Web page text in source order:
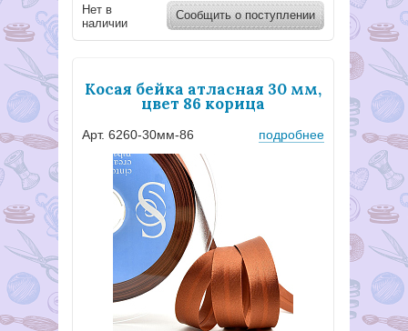
Нет в
наличии
Сообщить о поступлении
Косая бейка атласная 30 мм,
цвет 86 корица
Арт. 6260-30мм-86 подробнее